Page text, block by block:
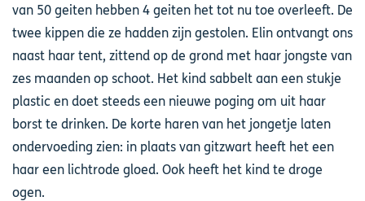
van 50 geiten hebben 4 geiten het tot nu toe overleeft. De
twee kippen die ze hadden zijn gestolen. Elin ontvangt ons
naast haar tent, zittend op de grond met haar jongste van
zes maanden op schoot. Het kind sabbelt aan een stukje
plastic en doet steeds een nieuwe poging om uit haar
borst te drinken. De korte haren van het jongetje laten
ondervoeding zien: in plaats van gitzwart heeft het een
haar een lichtrode gloed. Ook heeft het kind te droge
ogen.